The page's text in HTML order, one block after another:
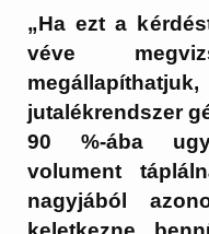
„Ha ezt a
véve
jutalékrendszer
90 %-ába
volument
nagyjából